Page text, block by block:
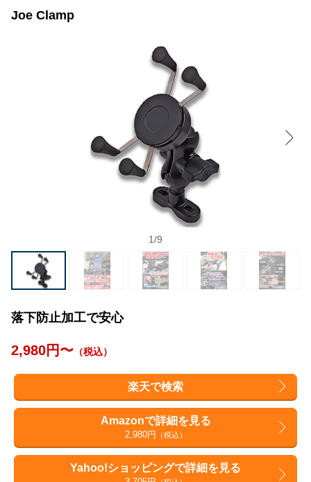
Joe Clamp
1/9
落下防止加工で安心
2,980円〜 （税込）
楽天で検索
Amazonで詳細を見る
2,980円 （税込）
Yahoo!ショッピングで詳細を見る